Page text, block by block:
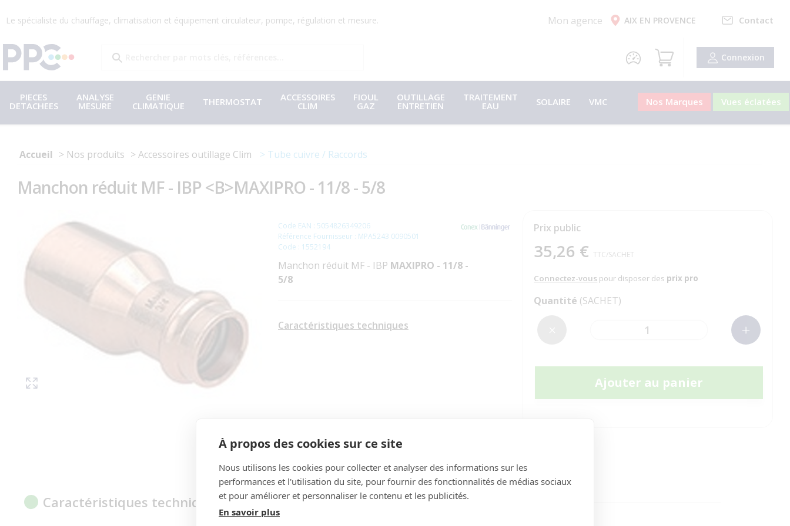
Le spécialiste du chauffage, climatisation et équipement circulateur, pompe, régulation et mesure. Mon agence AIX EN PROVENCE Contact
Connexion
PIECES
DETACHEES
ANALYSE
MESURE
GENIE
CLIMATIQUE THERMOSTAT ACCESSOIRES
CLIM
FIOUL
GAZ
OUTILLAGE
ENTRETIEN
TRAITEMENT
EAU SOLAIRE VMC Nos Marques Vues éclatées
Accueil Nos produits Accessoires outillage Clim Tube cuivre / Raccords
Manchon réduit MF - IBP <B>MAXIPRO - 11/8 - 5/8
Code EAN : 5054826349206
Référence Fournisseur : MPA5243 0090501
Code : 1552194
Manchon réduit MF - IBP MAXIPRO - 11/8 -
5/8
Caractéristiques techniques
Caractéristiques techniques
Prix public
35,26 € TTC/SACHET
Connectez-vous pour disposer des prix pro
Quantité (SACHET)
Ajouter au panier
À propos des cookies sur ce site
Nous utilisons les cookies pour collecter et analyser des informations sur les
performances et l'utilisation du site, pour fournir des fonctionnalités de médias sociaux
et pour améliorer et personnaliser le contenu et les publicités.
En savoir plus